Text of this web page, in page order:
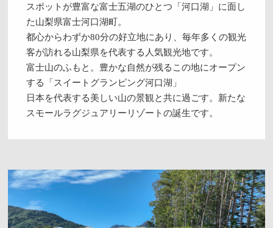
スポットが豊富な富士五湖のひとつ「河口湖」に面し
た山梨県富士河口湖町。
都心からわずか80分の好立地にあり、毎年多くの観光
客が訪れる山梨県を代表する人気観光地です。
富士山のふもと。豊かな自然が残るこの地にオープン
する「スイートグランピング河口湖」
日本を代表する美しい山の景観と共に過ごす。新たな
スモールラグジュアリーリゾートの誕生です。